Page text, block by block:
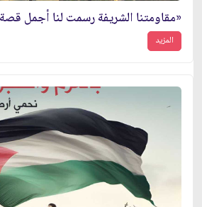
«مقاومتنا الشريفة رسمت لنا أجمل
المزيد